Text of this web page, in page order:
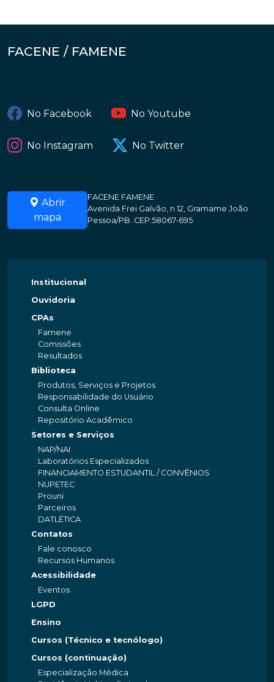
FACENE / FAMENE
No Facebook No Youtube
No Instagram No Twitter
Abrir
mapa
FACENE FAMENE
Avenida Frei Galvão, n 12, Gramame João
Pessoa/PB. CEP:58067-695
Institucional
Ouvidoria
CPAs
Famene
Comissões
Resultados
Biblioteca
Produtos, Serviços e Projetos
Responsabilidade do Usuário
Consulta Online
Repositório Acadêmico
Setores e Serviços
NAP/NAI
Laboratórios Especializados
FINANCIAMENTO ESTUDANTIL / CONVÊNIOS
NUPETEC
Prouni
Parceiros
DATLÉTICA
Contatos
Fale conosco
Recursos Humanos
Acessibilidade
Eventos
LGPD
Ensino
Cursos (Técnico e tecnólogo)
Cursos (continuação)
Especialização Médica